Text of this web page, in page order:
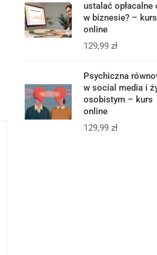
ustalać opłacalne
w biznesie? – kurs
online
129,99 zł
Psychiczna
w social media i
osobistym – kurs
online
129,99 zł